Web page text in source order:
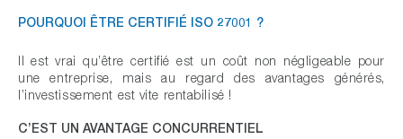
POURQUOI ÊTRE CERTIFIÉ ISO 27001 ?
Il est vrai qu’être certifié est un coût non négligeable pour
une entreprise, mais au regard des avantages générés,
l’investissement est vite rentabilisé !
C’EST UN AVANTAGE CONCURRENTIEL